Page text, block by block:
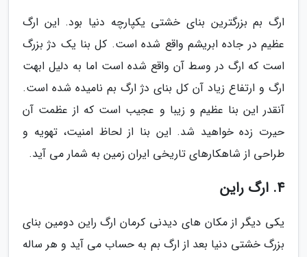
ارگ بم بزرگترین بنای خشتی یکپارچه دنیا بود. این ارگ
عظیم در جاده ابریشم واقع شده است. کل بنا یک دژ بزرگ
است که ارگ در وسط آن واقع شده است اما به دلیل ابهت
ارگ و ارتفاع زیاد آن کل بنای دژ ارگ بم نامیده شده است.
آنقدر این بنا عظیم و زیبا و عجیب است که از عظمت آن
حیرت زده خواهید شد. این بنا از لحاظ امنیت، تهویه و
طراحی از شاهکارهای تاریخی ایران زمین به شمار می آید.
4. ارگ راین
یکی دیگر از مکان های دیدنی کرمان ارگ راین دومین بنای
بزرگ خشتی دنیا بعد از ارگ بم به حساب می آید و هر ساله